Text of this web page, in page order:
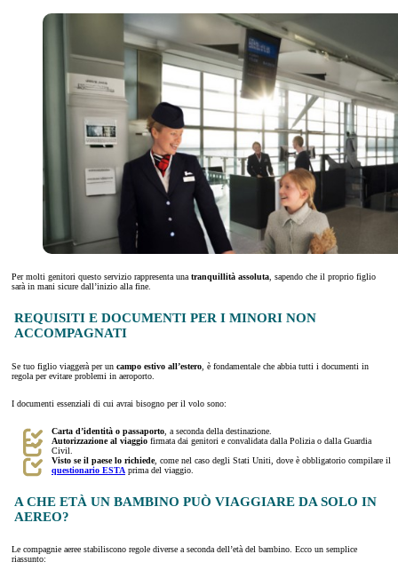
Per molti genitori questo servizio rappresenta una tranquillità assoluta , sapendo che il proprio figlio
sarà in mani sicure dall’inizio alla fine.
REQUISITI E DOCUMENTI PER I MINORI NON
ACCOMPAGNATI
Se tuo figlio viaggerà per un campo estivo all’estero , è fondamentale che abbia tutti i documenti in
regola per evitare problemi in aeroporto.
I documenti essenziali di cui avrai bisogno per il volo sono:
Carta d’identità o passaporto , a seconda della destinazione.
Autorizzazione al viaggio firmata dai genitori e convalidata dalla Polizia o dalla Guardia
Civil.
Visto se il paese lo richiede, come nel caso degli Stati Uniti, dove è obbligatorio compilare il
questionario ESTA prima del viaggio.
A CHE ETÀ UN BAMBINO PUÒ VIAGGIARE DA SOLO IN
AEREO?
Le compagnie aeree stabiliscono regole diverse a seconda dell’età del bambino. Ecco un semplice
riassunto: